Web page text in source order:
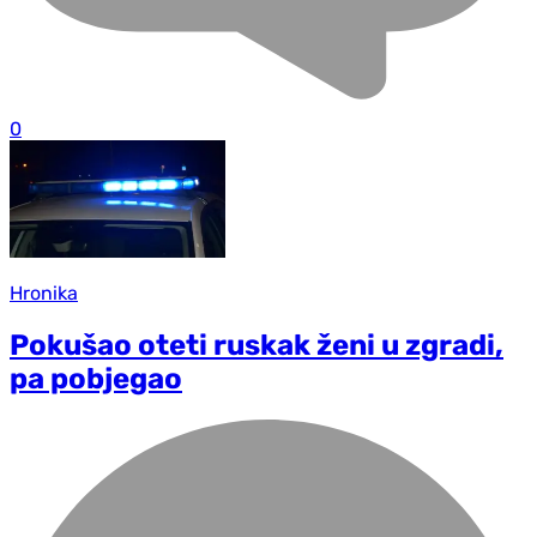
0
Hronika
Pokušao oteti ruskak ženi u zgradi,
pa pobjegao